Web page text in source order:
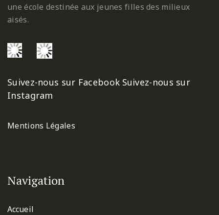
une école destinée aux jeunes filles des milieux
aisés.
Suivez-nous sur Facebook Suivez-nous sur
Instagram
Mentions Légales
Navigation
Accueil